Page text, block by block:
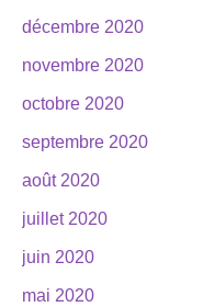
décembre 2020
novembre 2020
octobre 2020
septembre 2020
août 2020
juillet 2020
juin 2020
mai 2020